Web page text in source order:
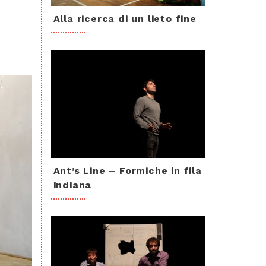
Alla ricerca di un lieto fine
Ant’s Line – Formiche in fila
indiana